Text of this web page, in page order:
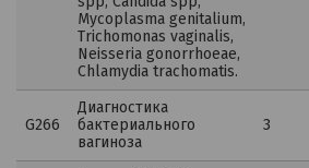
Mycoplasma genitalium,
Trichomonas vaginalis,
Neisseria gonorrhoeae,
Chlamydia trachomatis.
G266
Диагностика
бактериального
вагиноза
3